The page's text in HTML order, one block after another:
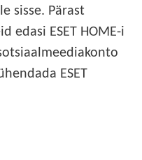
sisse. Pärast
edasi ESET HOME-i
ESET